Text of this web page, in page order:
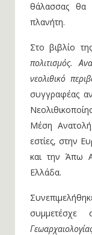
θάλασσας θα
πλανήτη.
Στο βιβλίο
πολιτισμός.
νεολιθικό
συγγραφέας
Μέση
εστίες, στην
και την Άπω
Ελλάδα.